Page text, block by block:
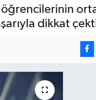
dikkat